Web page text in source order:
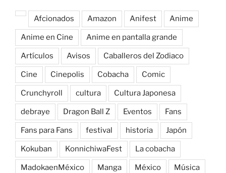
Afcionados Amazon Anifest Anime
Anime en Cine Anime en pantalla grande
Artículos Avisos Caballeros del Zodiaco
Cine Cinepolis Cobacha Comic
Crunchyroll cultura Cultura Japonesa
debraye Dragon Ball Z Eventos Fans
Fans para Fans festival historia Japón
Kokuban KonnichiwaFest La cobacha
MadokaenMéxico Manga México Música